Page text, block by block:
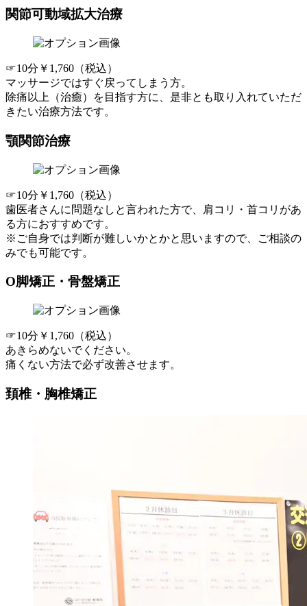
関節可動域拡大治療
☞10分￥1,760（税込）
マッサージではすぐ戻ってしまう方。
除痛以上（治癒）を目指す方に、是非とも取り入れていただ
きたい治療方法です。
顎関節治療
☞10分￥1,760（税込）
歯医者さんに問題なしと言われた方で、肩コリ・首コリがあ
る方におすすめです。
※ご自身では判断が難しいかとかと思いますので、ご相談の
みでも可能です。
O脚矯正・骨盤矯正
☞10分￥1,760（税込）
あきらめないでください。
痛くない方法で必ず改善させます。
頚椎・胸椎矯正